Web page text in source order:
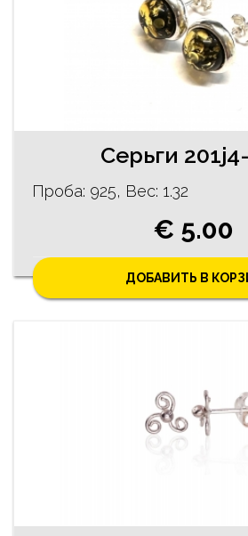
Серьги
Проба: 925, Bес: 1.32
€ 5.00
ДОБАВИТЬ В